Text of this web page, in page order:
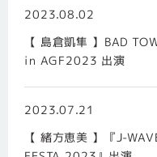
2023.08.02
【 島倉凱隼 】BAD
in AGF2023 出演
2023.07.21
【 緒方恵美 】『J-